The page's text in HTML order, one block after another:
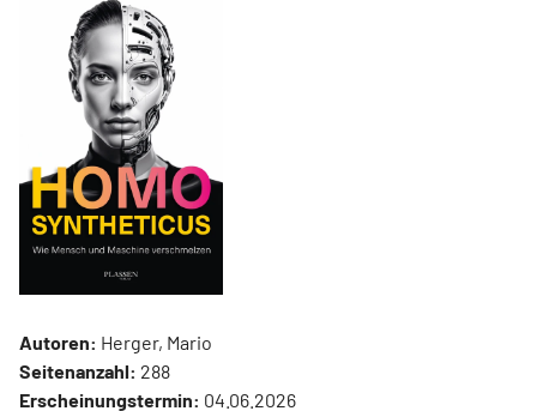
Autoren: Herger, Mario
Seitenanzahl: 288
Erscheinungstermin: 04.06.2026